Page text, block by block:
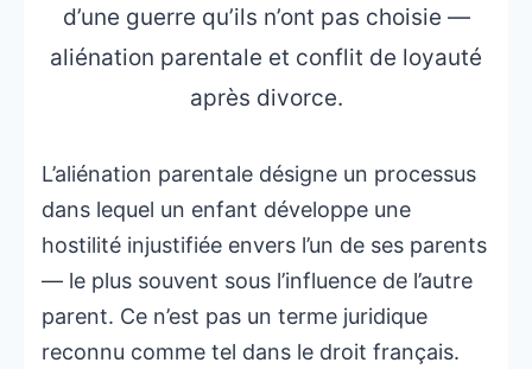
d’une guerre qu’ils n’ont pas choisie —
aliénation parentale et conflit de loyauté
après divorce.
L’aliénation parentale désigne un processus
dans lequel un enfant développe une
hostilité injustifiée envers l’un de ses parents
— le plus souvent sous l’influence de l’autre
parent. Ce n’est pas un terme juridique
reconnu comme tel dans le droit français.